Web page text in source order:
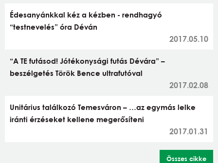
Édesanyánkkal kéz a kézben - rendhagyó
“testnevelés” óra Déván
2017.05.10
“A TE futásod! Jótékonysági futás Dévára” –
beszélgetés Török Bence ultrafutóval
2017.02.08
Unitárius találkozó Temesváron – …az egymás lelke
iránti érzéseket kellene megerősíteni
2017.01.31
Összes cikke